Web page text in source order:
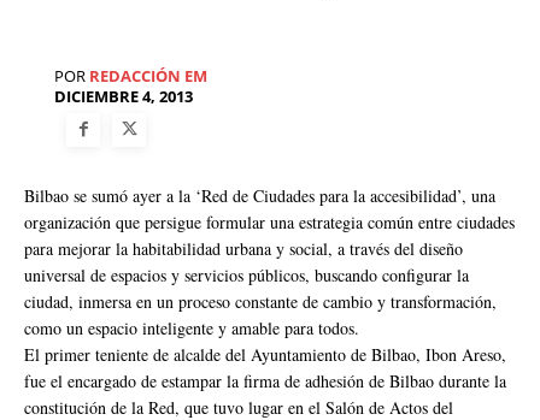
POR REDACCIÓN EM
DICIEMBRE 4, 2013
Bilbao se sumó ayer a la ‘Red de Ciudades para la accesibilidad’, una
organización que persigue formular una estrategia común entre ciudades
para mejorar la habitabilidad urbana y social, a través del diseño
universal de espacios y servicios públicos, buscando configurar la
ciudad, inmersa en un proceso constante de cambio y transformación,
como un espacio inteligente y amable para todos.
El primer teniente de alcalde del Ayuntamiento de Bilbao, Ibon Areso,
fue el encargado de estampar la firma de adhesión de Bilbao durante la
constitución de la Red, que tuvo lugar en el Salón de Actos del